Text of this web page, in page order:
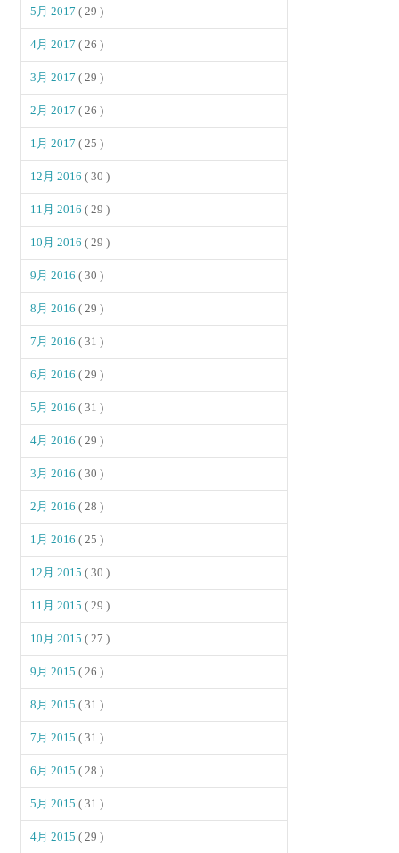
5月 2017( 29 )
4月 2017( 26 )
3月 2017( 29 )
2月 2017( 26 )
1月 2017( 25 )
12月 2016( 30 )
11月 2016( 29 )
10月 2016( 29 )
9月 2016( 30 )
8月 2016( 29 )
7月 2016( 31 )
6月 2016( 29 )
5月 2016( 31 )
4月 2016( 29 )
3月 2016( 30 )
2月 2016( 28 )
1月 2016( 25 )
12月 2015( 30 )
11月 2015( 29 )
10月 2015( 27 )
9月 2015( 26 )
8月 2015( 31 )
7月 2015( 31 )
6月 2015( 28 )
5月 2015( 31 )
4月 2015( 29 )